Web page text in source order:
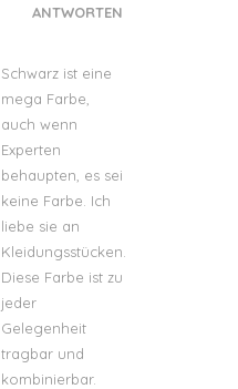
ANTWORTEN
Schwarz ist eine
mega Farbe,
auch wenn
Experten
behaupten, es sei
keine Farbe. Ich
liebe sie an
Kleidungsstücken.
Diese Farbe ist zu
jeder
Gelegenheit
tragbar und
kombinierbar.